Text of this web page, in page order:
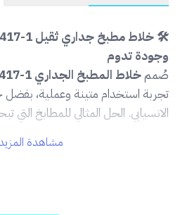
وجودة تدوم
صُممخلاط المطبخ الجداري KA-2417-1 من كانا
تجربة استخدام متينة وعملية، بفضل
الانسيابي. الحل المثالي للمطابخ التي
مشاهدة المزيد